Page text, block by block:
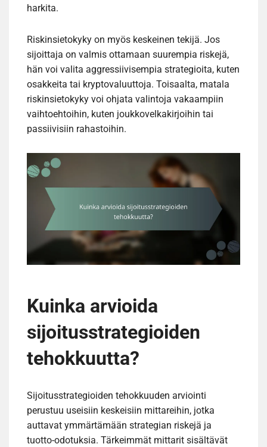
harkita.
Riskinsietokyky on myös keskeinen tekijä. Jos
sijoittaja on valmis ottamaan suurempia riskejä,
hän voi valita aggressiivisempia strategioita, kuten
osakkeita tai kryptovaluuttoja. Toisaalta, matala
riskinsietokyky voi ohjata valintoja vakaampiin
vaihtoehtoihin, kuten joukkovelkakirjoihin tai
passiivisiin rahastoihin.
Kuinka arvioida
sijoitusstrategioiden
tehokkuutta?
Sijoitusstrategioiden tehokkuuden arviointi
perustuu useisiin keskeisiin mittareihin, jotka
auttavat ymmärtämään strategian riskejä ja
tuotto-odotuksia. Tärkeimmät mittarit sisältävät